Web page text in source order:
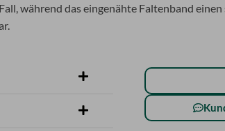
während das eingenähte Faltenband